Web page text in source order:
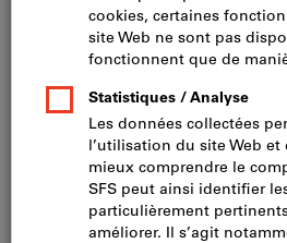
Cliquer pour agrandir l’image